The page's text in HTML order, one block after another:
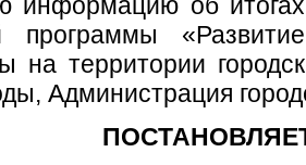
программы
на территории
Администрация